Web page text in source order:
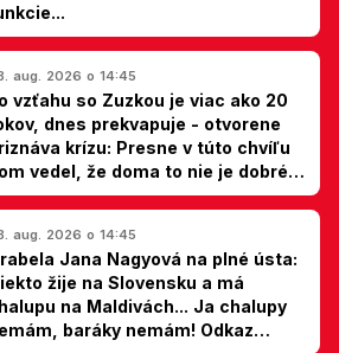
aug. 2026 o 14:45
vzťahu so Zuzkou je viac ako 20
dnes prekvapuje - otvorene
krízu: Presne v túto chvíľu
vedel, že doma to nie je dobré,
Milan Ondrík
aug. 2026 o 14:45
Jana Nagyová na plné ústa:
žije na Slovensku a má
na Maldivách... Ja chalupy
baráky nemám! Odkaz